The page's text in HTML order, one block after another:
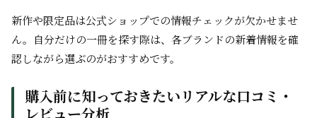
新作や限定品は公式ショップでの情報チェックが欠かせませ
ん。自分だけの一冊を探す際は、各ブランドの新着情報を確
認しながら選ぶのがおすすめです。
購入前に知っておきたいリアルな口コミ・
レビュー分析